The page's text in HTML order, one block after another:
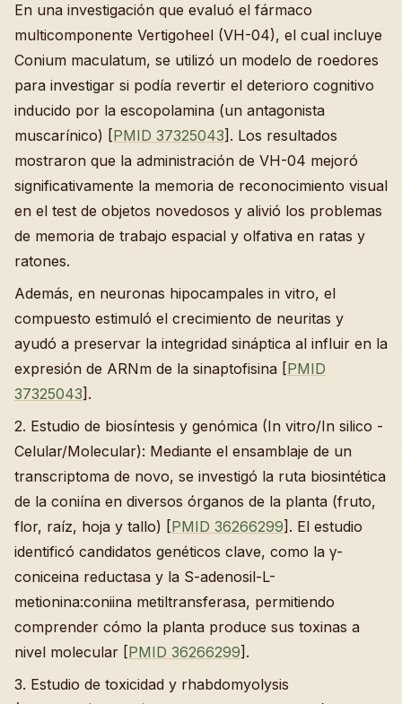
En una investigación que evaluó el fármaco
multicomponente Vertigoheel (VH-04), el cual incluye
Conium maculatum, se utilizó un modelo de roedores
para investigar si podía revertir el deterioro cognitivo
inducido por la escopolamina (un antagonista
muscarínico) [PMID 37325043]. Los resultados
mostraron que la administración de VH-04 mejoró
significativamente la memoria de reconocimiento visual
en el test de objetos novedosos y alivió los problemas
de memoria de trabajo espacial y olfativa en ratas y
ratones.
Además, en neuronas hipocampales in vitro, el
compuesto estimuló el crecimiento de neuritas y
ayudó a preservar la integridad sináptica al influir en la
expresión de ARNm de la sinaptofisina [PMID
37325043].
2. Estudio de biosíntesis y genómica (In vitro/In silico -
Celular/Molecular): Mediante el ensamblaje de un
transcriptoma de novo, se investigó la ruta biosintética
de la coniína en diversos órganos de la planta (fruto,
flor, raíz, hoja y tallo) [PMID 36266299]. El estudio
identificó candidatos genéticos clave, como la γ-
coniceina reductasa y la S-adenosil-L-
metionina:coniina metiltransferasa, permitiendo
comprender cómo la planta produce sus toxinas a
nivel molecular [PMID 36266299].
3. Estudio de toxicidad y rhabdomyolysis